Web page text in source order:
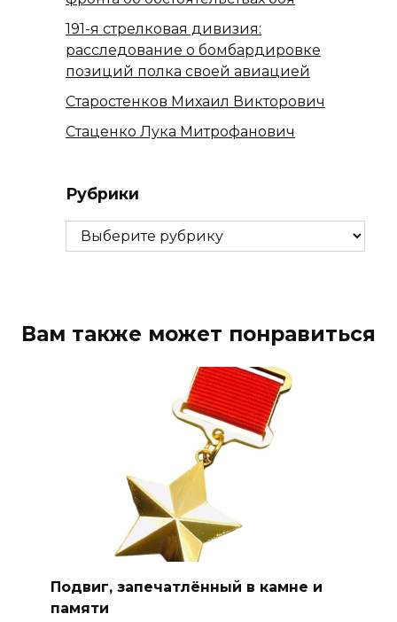
191-я стрелковая дивизия:
расследование о бомбардировке
позиций полка своей авиацией
Старостенков Михаил Викторович
Стаценко Лука Митрофанович
Рубрики
Рубрики
Вам также может понравиться
Подвиг, запечатлённый в камне и
памяти